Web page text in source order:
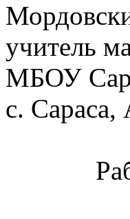
учитель
МБОУ
с. Сараса,